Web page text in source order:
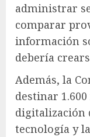
administrar
comparar
información
debería
Además, la
destinar
digitalización
tecnología y